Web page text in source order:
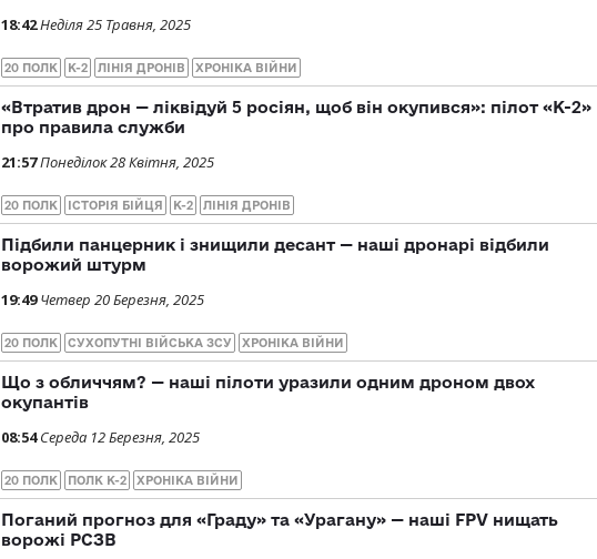
18:42Неділя 25 Травня, 2025
20 ПОЛК К-2 ЛІНІЯ ДРОНІВ ХРОНІКА ВІЙНИ
«Втратив дрон — ліквідуй 5 росіян, щоб він окупився»: пілот «К-2»
про правила служби
21:57Понеділок 28 Квітня, 2025
20 ПОЛК ІСТОРІЯ БІЙЦЯ К-2 ЛІНІЯ ДРОНІВ
Підбили панцерник і знищили десант — наші дронарі відбили
ворожий штурм
19:49 Четвер 20 Березня, 2025
20 ПОЛК СУХОПУТНІ ВІЙСЬКА ЗСУ ХРОНІКА ВІЙНИ
Що з обличчям? — наші пілоти уразили одним дроном двох
окупантів
08:54 Середа 12 Березня, 2025
20 ПОЛК ПОЛК К-2 ХРОНІКА ВІЙНИ
Поганий прогноз для «Граду» та «Урагану» — наші FPV нищать
ворожі РСЗВ